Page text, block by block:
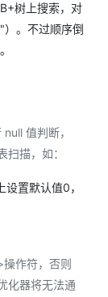
树上搜索，对
。不过顺序倒
值判断，
描，如：
置默认值0，
作符，否则
化器将无法通